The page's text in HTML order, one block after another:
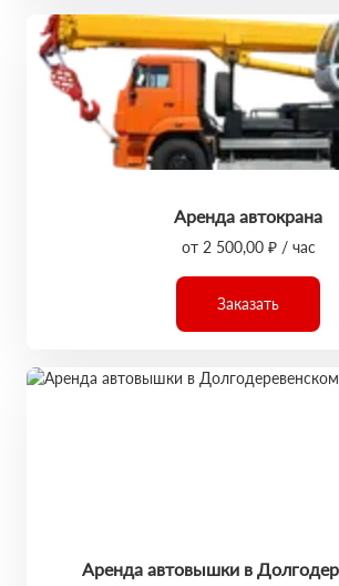
Аренда автокрана
от 2 500,00 ₽ / час
Заказать
Аренда автовышки в